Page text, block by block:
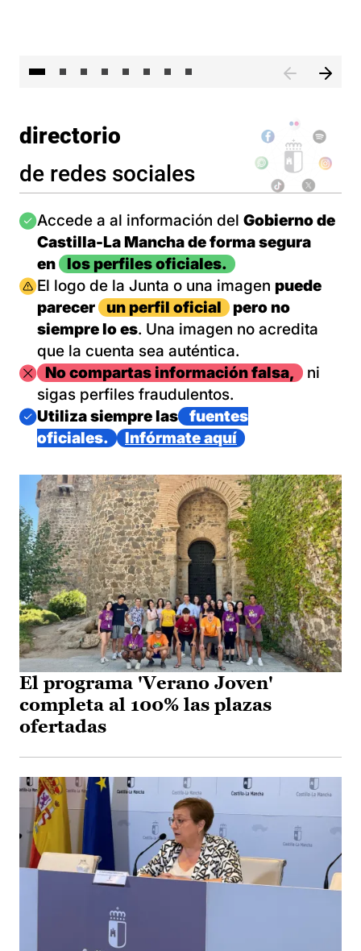
directorio
de redes sociales
Imagen
Accede a al información del Gobierno de
Castilla-La Mancha de forma segura
en
los perfiles oficiales.
Imagen
El logo de la Junta o una imagen puede
parecer
un perfil oficial
pero no
siempre lo es. Una imagen no acredita
que la cuenta sea auténtica.
ImagenNo compartas información falsa,
ni
sigas perfiles fraudulentos.
Imagen
Utiliza siempre las
fuentes
oficiales.
Infórmate aquí
El programa 'Verano Joven'
completa al 100% las plazas
ofertadas